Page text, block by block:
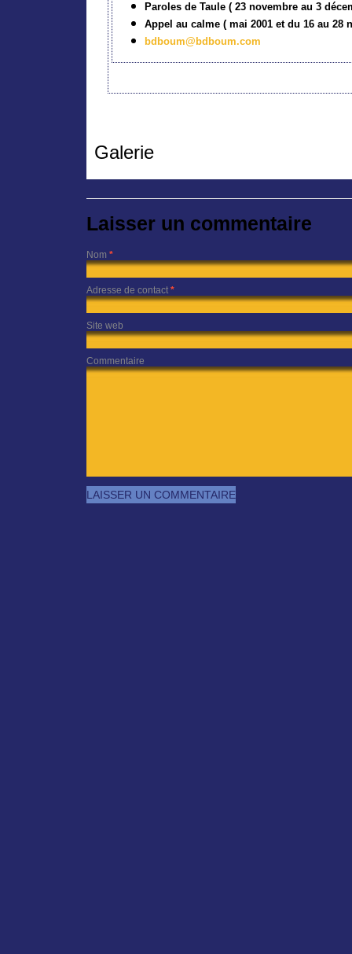
Paroles de Taule ( 23 novembre au 3
Appel au calme ( mai 2001 et du 16 au 28
bdboum@bdboum.com
Galerie
Laisser un commentaire
Nom *
Adresse de contact *
Site web
Commentaire